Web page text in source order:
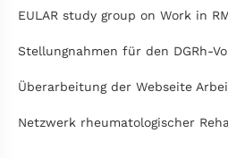
EULAR study group on Work in
Stellungnahmen für den DGRh-
Überarbeitung der Webseite
Netzwerk rheumatologischer